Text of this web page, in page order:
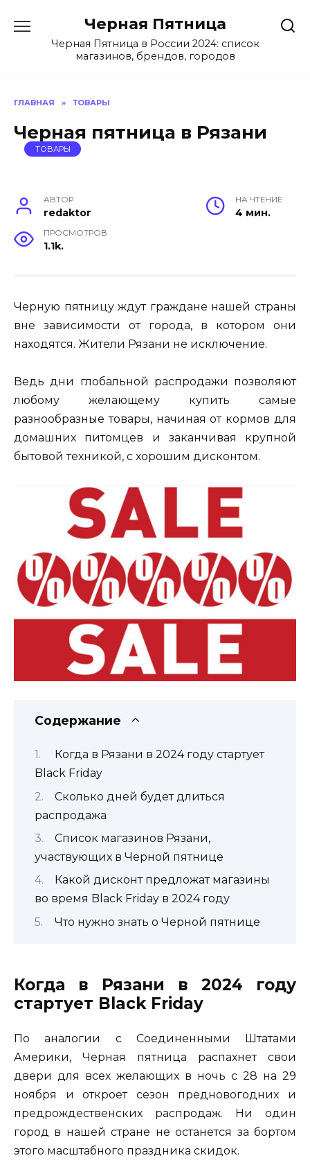
содержанию
Черная Пятница
Черная Пятница в России 2024: список
магазинов, брендов, городов
ГЛАВНАЯ » ТОВАРЫ
Черная пятница в Рязани
ТОВАРЫ
АВТОР
redaktor
НА ЧТЕНИЕ
4 мин.
ПРОСМОТРОВ
1.1k.
Черную пятницу ждут граждане нашей страны
вне зависимости от города, в котором они
находятся. Жители Рязани не исключение.
Ведь дни глобальной распродажи позволяют
любому желающему купить самые
разнообразные товары, начиная от кормов для
домашних питомцев и заканчивая крупной
бытовой техникой, с хорошим дисконтом.
Содержание
Когда в Рязани в 2024 году стартует
Black Friday
Сколько дней будет длиться
распродажа
Список магазинов Рязани,
участвующих в Черной пятнице
Какой дисконт предложат магазины
во время Black Friday в 2024 году
Что нужно знать о Черной пятнице
Когда в Рязани в 2024 году
стартует Black Friday
По аналогии с Соединенными Штатами
Америки, Черная пятница распахнет свои
двери для всех желающих в ночь с 28 на 29
ноября и откроет сезон предновогодних и
предрождественских распродаж. Ни один
город в нашей стране не останется за бортом
этого масштабного праздника скидок.